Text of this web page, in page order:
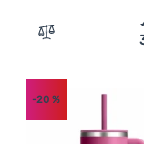
Zum Vergleich
-20 %